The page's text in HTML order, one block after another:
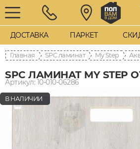
ДОСТАВКА ПАРКЕТ
Главная SPC ламинат My Step
SPC ЛАМИНАТ MY STEP
Артикул: 10-010-06286
В НАЛИЧИИ